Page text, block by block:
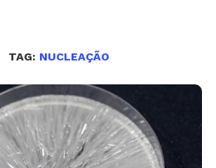
TAG: NUCLEAÇÃO